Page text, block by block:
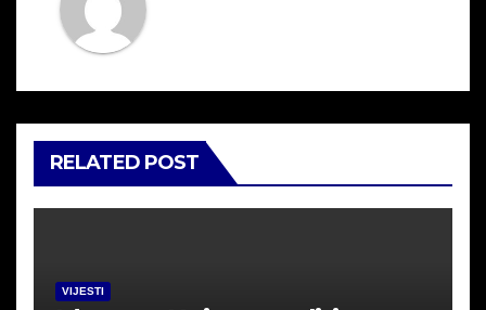
RELATED POST
VIJESTI